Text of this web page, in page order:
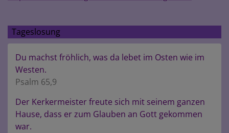
Tageslosung
Du machst fröhlich, was da lebet im Osten wie im
Westen.
Psalm 65,9
Der Kerkermeister freute sich mit seinem ganzen
Hause, dass er zum Glauben an Gott gekommen
war.